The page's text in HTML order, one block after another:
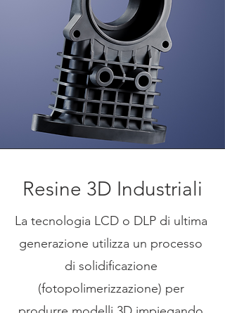
Resine 3D Industriali
La tecnologia LCD o DLP di ultima
generazione utilizza un processo
di solidificazione
(fotopolimerizzazione) per